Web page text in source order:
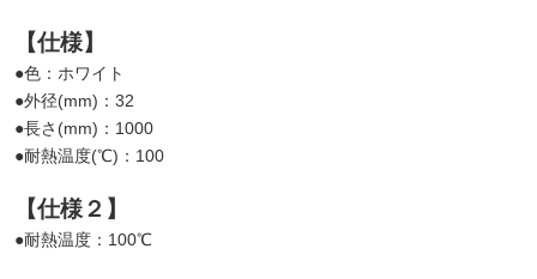
【仕様】
●色：ホワイト
●外径(mm)：32
●長さ(mm)：1000
●耐熱温度(℃)：100
【仕様２】
●耐熱温度：100℃